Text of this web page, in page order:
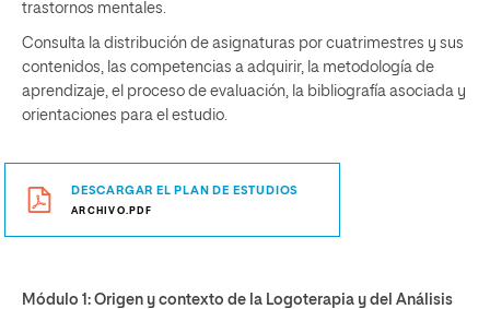
trastornos mentales.
Consulta la distribución de asignaturas por cuatrimestres y sus
contenidos, las competencias a adquirir, la metodología de
aprendizaje, el proceso de evaluación, la bibliografía asociada y
orientaciones para el estudio.
DESCARGAR EL PLAN DE ESTUDIOS
ARCHIVO.PDF
Módulo 1: Origen y contexto de la Logoterapia y del Análisis